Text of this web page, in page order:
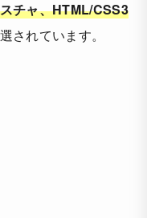
チャ、HTML/CSS3
されています。